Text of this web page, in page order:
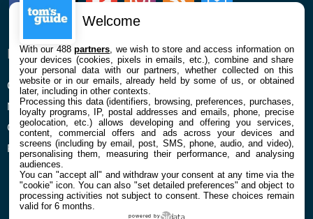
ENTREPRISE
Qui sommes nous
Mentions légales et CGU
Confidentialité et Cookies
Préférences cookies
À PROPOS
La rédaction
Contact
Welcome
With our 488partners , we wish to store and access information on
your devices (cookies, pixels in emails, etc.), combine and share
your personal data with our partners, whether collected on this
website or in our emails, already held by some of us, or obtained
later, including in other contexts.
Processing this data (identifiers, browsing, preferences, purchases,
loyalty programs, IP, postal addresses and emails, phone, precise
geolocation, etc.) allows developing and offering you services,
content, commercial offers and ads across your devices and
screens (including by email, post, SMS, phone, audio, and video),
personalising them, measuring their performance, and analysing
audiences.
You can "accept all" and withdraw your consent at any time via the
"cookie" icon. You can also "set detailed preferences" and object to
processing activities not subject to consent. These choices remain
valid for 6 months.
powered by